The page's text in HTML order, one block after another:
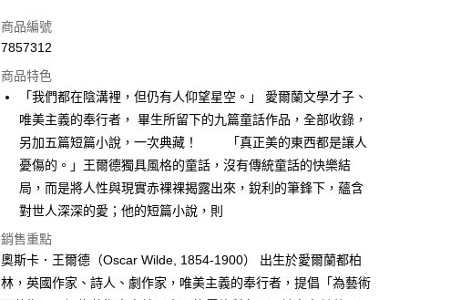
信用卡一次付款
運送方式
付款後全家取貨
每筆NT$60，滿NT$499(含以上)免運費
付款後7-11取貨
每筆NT$60，滿NT$499(含以上)免運費
宅配
每筆NT$100，滿NT$499(含以上)免運費
商品編號
7857312
商品特色
「我們都在陰溝裡，但仍有人仰望星空。」 愛爾蘭文學才子、
唯美主義的奉行者， 畢生所留下的九篇童話作品，全部收錄，
另加五篇短篇小說，一次典藏！ 「真正美的東西都是讓人
憂傷的。」王爾德獨具風格的童話，沒有傳統童話的快樂結
局，而是將人性與現實赤裸裸揭露出來，銳利的筆鋒下，蘊含
對世人深深的愛；他的短篇小說，則
銷售重點
奧斯卡．王爾德（Oscar Wilde, 1854-1900） 出生於愛爾蘭都柏
林，英國作家、詩人、劇作家，唯美主義的奉行者，提倡「為藝術